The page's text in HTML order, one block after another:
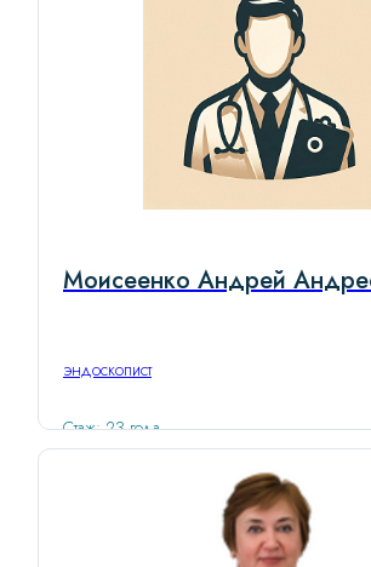
Моисеенко Андрей
эндоскопист
Стаж: 23 года